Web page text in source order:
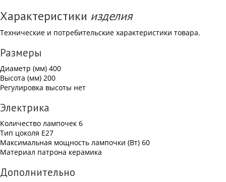
Характеристики изделия
Технические и потребительские характеристики товара.
Размеры
Диаметр (мм) 400
Высота (мм) 200
Регулировка высоты нет
Электрика
Количество лампочек 6
Тип цоколя Е27
Максимальная мощность лампочки (Вт) 60
Материал патрона керамика
Дополнительно